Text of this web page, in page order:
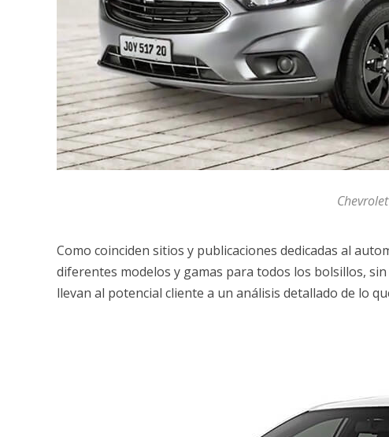
Como coinciden sitios y publicaciones dedicadas al
diferentes modelos y gamas para todos los bolsillos,
llevan al potencial cliente a un análisis detallado de lo